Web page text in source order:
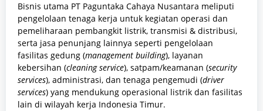
Bisnis utama PT Paguntaka Cahaya Nusantara meliputi
pengelolaan tenaga kerja untuk kegiatan operasi dan
pemeliharaan pembangkit listrik, transmisi & distribusi,
serta jasa penunjang lainnya seperti pengelolaan
fasilitas gedung (management building), layanan
kebersihan (cleaning service), satpam/keamanan (security
services), administrasi, dan tenaga pengemudi (driver
services) yang mendukung operasional listrik dan fasilitas
lain di wilayah kerja Indonesia Timur.